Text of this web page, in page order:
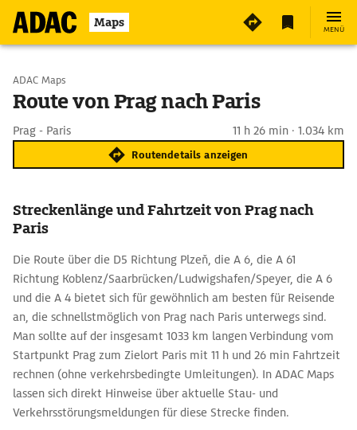
Maps MENÜ
Start wählen
ADAC Maps
Route von Prag nach Paris
Prag - Paris 11 h 26 min · 1.034 km
Routendetails anzeigen
Streckenlänge und Fahrtzeit von Prag nach
Paris
Die Route über die D5 Richtung Plzeň, die A 6, die A 61
Richtung Koblenz/Saarbrücken/Ludwigshafen/Speyer, die A 6
und die A 4 bietet sich für gewöhnlich am besten für Reisende
an, die schnellstmöglich von Prag nach Paris unterwegs sind.
Man sollte auf der insgesamt 1033 km langen Verbindung vom
Startpunkt Prag zum Zielort Paris mit 11 h und 26 min Fahrtzeit
rechnen (ohne verkehrsbedingte Umleitungen). In ADAC Maps
lassen sich direkt Hinweise über aktuelle Stau- und
Verkehrsstörungsmeldungen für diese Strecke finden.